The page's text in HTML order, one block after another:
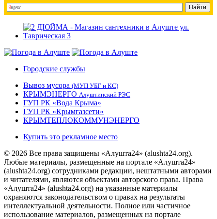
Городские службы
Вывоз мусора (МУП УБГ и КС)
КРЫМЭНЕРГО Алуштинский РЭС
ГУП РК «Вода Крыма»
ГУП РК «Крымгазсети»
КРЫМТЕПЛОКОММУНЭНЕРГО
Купить это рекламное место
© 2026 Все права защищены «Алушта24» (alushta24.org).
Любые материалы, размещенные на портале «Алушта24»
(alushta24.org) сотрудниками редакции, нештатными авторами
и читателями, являются объектами авторского права. Права
«Алушта24» (alushta24.org) на указанные материалы
охраняются законодательством о правах на результаты
интеллектуальной деятельности. Полное или частичное
использование материалов, размещенных на портале